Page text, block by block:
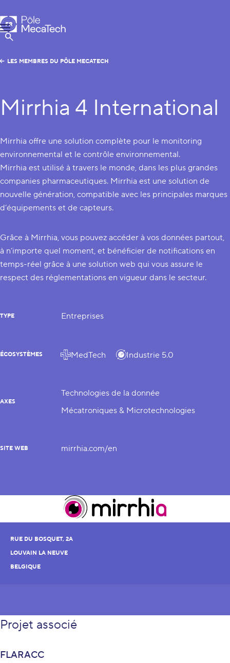
Pôle MecaTech
Menu
Afficher la Recherche
FR
EN
LES MEMBRES DU PÔLE MECATECH
Mirrhia 4 International
Mirrhia offre une solution complète pour le monitoring
environnemental et le contrôle environnemental.
Mirrhia est utilisé à travers le monde, dans les plus grandes
companies pharmaceutiques. Mirrhia est une solution de
nouvelle génération, compatible avec les principales marques
d’équipements et de capteurs.
Grâce à Mirrhia, vous pouvez accéder à vos données partout,
à n’importe quel moment, et bénéficier de notifications en
temps-réel grâce à une solution web qui vous assure le
respect des réglementations en vigueur dans le secteur.
TYPE Entreprises
ÉCOSYSTÈMES MedTech Industrie 5.0
AXES
Technologies de la donnée
Mécatroniques & Microtechnologies
SITE WEB mirrhia.com/en
RUE DU BOSQUET, 2A
LOUVAIN LA NEUVE
BELGIQUE
Projet associé
FLARACC